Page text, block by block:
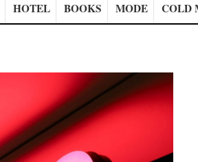
HOTEL BOOKS MODE COLD